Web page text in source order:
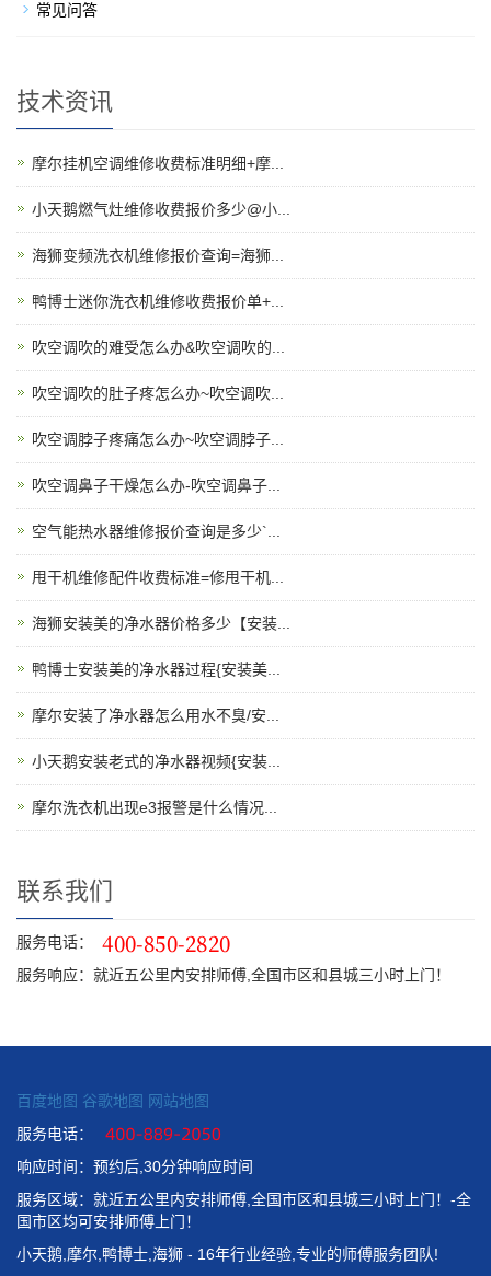
常见问答
技术资讯
摩尔挂机空调维修收费标准明细+摩...
小天鹅燃气灶维修收费报价多少@小...
海狮变频洗衣机维修报价查询=海狮...
鸭博士迷你洗衣机维修收费报价单+...
吹空调吹的难受怎么办&吹空调吹的...
吹空调吹的肚子疼怎么办~吹空调吹...
吹空调脖子疼痛怎么办~吹空调脖子...
吹空调鼻子干燥怎么办-吹空调鼻子...
空气能热水器维修报价查询是多少`...
甩干机维修配件收费标准=修甩干机...
海狮安装美的净水器价格多少【安装...
鸭博士安装美的净水器过程{安装美...
摩尔安装了净水器怎么用水不臭/安...
小天鹅安装老式的净水器视频{安装...
摩尔洗衣机出现e3报警是什么情况...
联系我们
服务电话：
服务响应：就近五公里内安排师傅,全国市区和县城三小时上门！
百度地图 谷歌地图 网站地图
服务电话：
响应时间：预约后,30分钟响应时间
服务区域：就近五公里内安排师傅,全国市区和县城三小时上门！-全
国市区均可安排师傅上门！
小天鹅,摩尔,鸭博士,海狮 - 16年行业经验,专业的师傅服务团队!